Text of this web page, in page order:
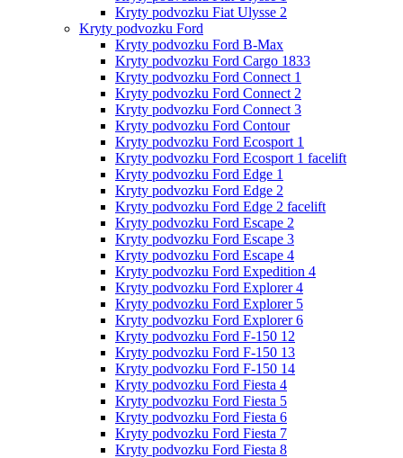
Kryty podvozku Fiat Ulysse 2
Kryty podvozku Ford
Kryty podvozku Ford B-Max
Kryty podvozku Ford Cargo 1833
Kryty podvozku Ford Connect 1
Kryty podvozku Ford Connect 2
Kryty podvozku Ford Connect 3
Kryty podvozku Ford Contour
Kryty podvozku Ford Ecosport 1
Kryty podvozku Ford Ecosport 1 facelift
Kryty podvozku Ford Edge 1
Kryty podvozku Ford Edge 2
Kryty podvozku Ford Edge 2 facelift
Kryty podvozku Ford Escape 2
Kryty podvozku Ford Escape 3
Kryty podvozku Ford Escape 4
Kryty podvozku Ford Expedition 4
Kryty podvozku Ford Explorer 4
Kryty podvozku Ford Explorer 5
Kryty podvozku Ford Explorer 6
Kryty podvozku Ford F-150 12
Kryty podvozku Ford F-150 13
Kryty podvozku Ford F-150 14
Kryty podvozku Ford Fiesta 4
Kryty podvozku Ford Fiesta 5
Kryty podvozku Ford Fiesta 6
Kryty podvozku Ford Fiesta 7
Kryty podvozku Ford Fiesta 8